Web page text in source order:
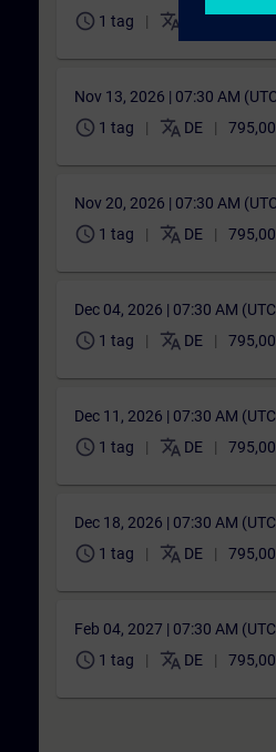
schedule 1 tag translate
Nov 13, 2026 | 07:30 AM
schedule 1 tag translate DE
Nov 20, 2026 | 07:30 AM
schedule 1 tag translate DE
Dec 04, 2026 | 07:30 AM
schedule 1 tag translate DE
Dec 11, 2026 | 07:30 AM
schedule 1 tag translate DE
Dec 18, 2026 | 07:30 AM
schedule 1 tag translate DE
Feb 04, 2027 | 07:30 AM
schedule 1 tag translate DE